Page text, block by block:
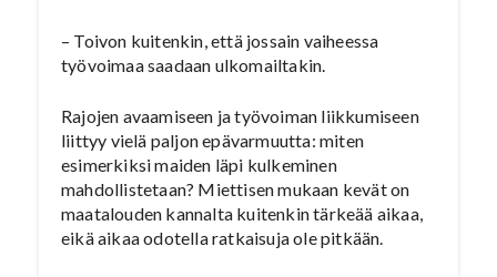
– Toivon kuitenkin, että jossain vaiheessa
työvoimaa saadaan ulkomailtakin.
Rajojen avaamiseen ja työvoiman liikkumiseen
liittyy vielä paljon epävarmuutta: miten
esimerkiksi maiden läpi kulkeminen
mahdollistetaan? Miettisen mukaan kevät on
maatalouden kannalta kuitenkin tärkeää aikaa,
eikä aikaa odotella ratkaisuja ole pitkään.